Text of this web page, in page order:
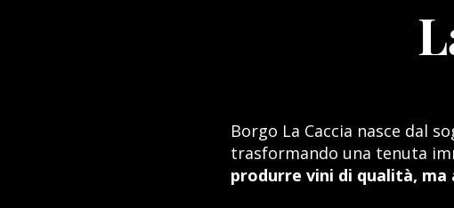
Borgo La Caccia nasce dal
trasformando una tenuta
produrre vini di qualità, ma